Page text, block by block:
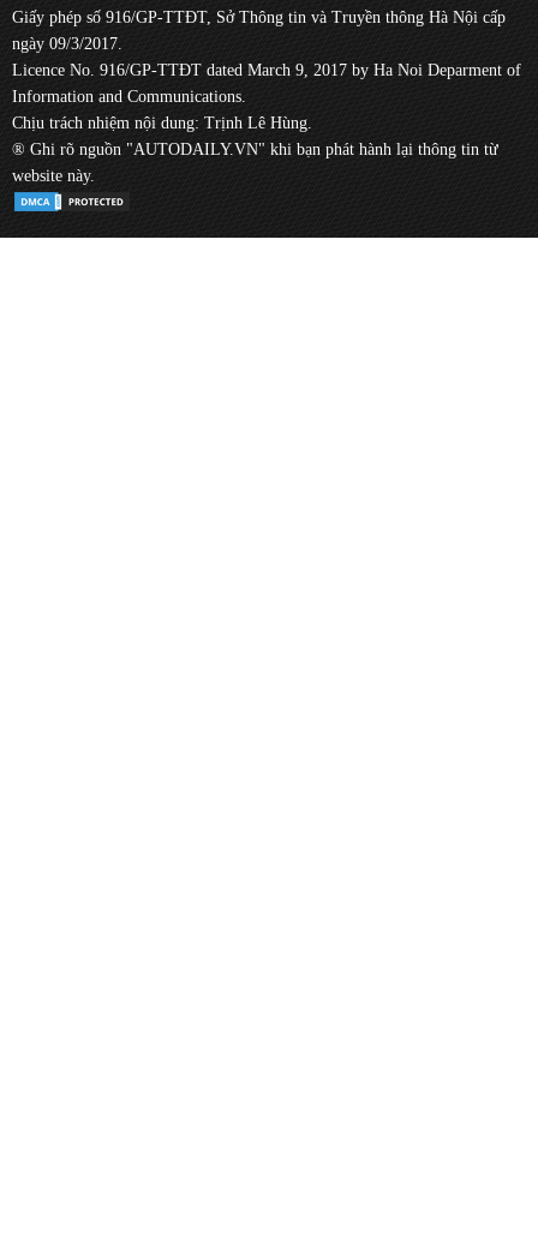
Giấy phép số 916/GP-TTĐT, Sở Thông tin và Truyền thông Hà Nội cấp
ngày 09/3/2017.
Licence No. 916/GP-TTĐT dated March 9, 2017 by Ha Noi Deparment of
Information and Communications.
Chịu trách nhiệm nội dung: Trịnh Lê Hùng.
® Ghi rõ nguồn "AUTODAILY.VN" khi bạn phát hành lại thông tin từ
website này.